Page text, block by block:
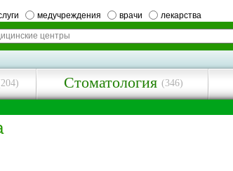
медучреждения врачи лекарства
Стоматология (346)